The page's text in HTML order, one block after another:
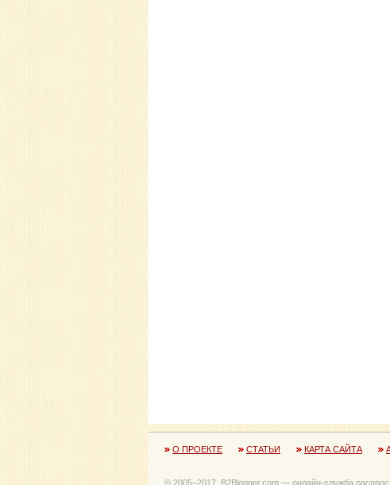
О ПРОЕКТЕ СТАТЬИ КАРТА САЙТА
© 2005−2017, B2Blogger.com — онлайн-служба